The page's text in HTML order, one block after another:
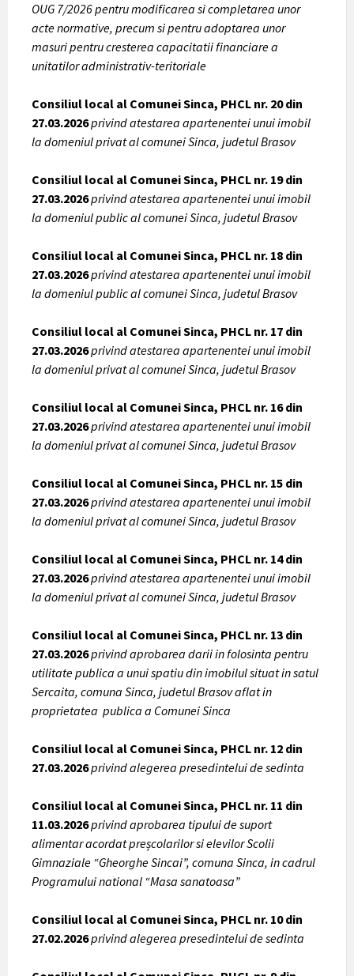
OUG 7/2026 pentru modificarea si completarea unor
acte normative, precum si pentru adoptarea unor
masuri pentru cresterea capacitatii financiare a
unitatilor administrativ-teritoriale
Consiliul local al Comunei Sinca, PHCL nr. 20 din
27.03.2026privind atestarea apartenentei unui imobil
la domeniul privat al comunei Sinca, judetul Brasov
Consiliul local al Comunei Sinca, PHCL nr. 19 din
27.03.2026privind atestarea apartenentei unui imobil
la domeniul public al comunei Sinca, judetul Brasov
Consiliul local al Comunei Sinca, PHCL nr. 18 din
27.03.2026privind atestarea apartenentei unui imobil
la domeniul public al comunei Sinca, judetul Brasov
Consiliul local al Comunei Sinca, PHCL nr. 17 din
27.03.2026privind atestarea apartenentei unui imobil
la domeniul privat al comunei Sinca, judetul Brasov
Consiliul local al Comunei Sinca, PHCL nr. 16 din
27.03.2026privind atestarea apartenentei unui imobil
la domeniul privat al comunei Sinca, judetul Brasov
Consiliul local al Comunei Sinca, PHCL nr. 15 din
27.03.2026privind atestarea apartenentei unui imobil
la domeniul privat al comunei Sinca, judetul Brasov
Consiliul local al Comunei Sinca, PHCL nr. 14 din
27.03.2026privind atestarea apartenentei unui imobil
la domeniul privat al comunei Sinca, judetul Brasov
Consiliul local al Comunei Sinca, PHCL nr. 13 din
27.03.2026privind aprobarea darii in folosinta pentru
utilitate publica a unui spatiu din imobilul situat in satul
Sercaita, comuna Sinca, judetul Brasov aflat in
proprietatea publica a Comunei Sinca
Consiliul local al Comunei Sinca, PHCL nr. 12 din
27.03.2026privind alegerea presedintelui de sedinta
Consiliul local al Comunei Sinca, PHCL nr. 11 din
11.03.2026privind aprobarea tipului de suport
alimentar acordat preșcolarilor si elevilor Scolii
Gimnaziale “Gheorghe Sincai”, comuna Sinca, in cadrul
Programului national “Masa sanatoasa”
Consiliul local al Comunei Sinca, PHCL nr. 10 din
27.02.2026privind alegerea presedintelui de sedinta